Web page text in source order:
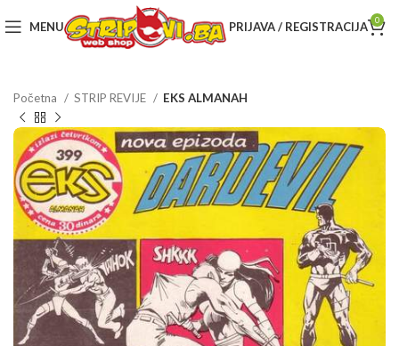
MENU PRIJAVA / REGISTRACIJA 0
Početna STRIP REVIJE EKS ALMANAH